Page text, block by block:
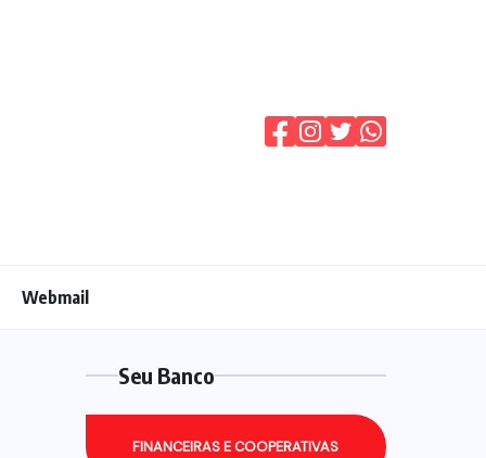
Webmail
Seu Banco
FINANCEIRAS E COOPERATIVAS